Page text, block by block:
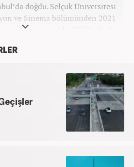
doğdu. Selçuk Üniversitesi
ve Sinema bölümünden 2021
mezun oldu. 2017 yılında
spor spikerliği ve muhabirliği
haber ve spor editörlüğü yaptı.
Medya Grubu’nda editörlük
2024 Mayıs ayından itibaren
bağlı Haber7.com’da editör
olarak görevini sürdürmektedir.